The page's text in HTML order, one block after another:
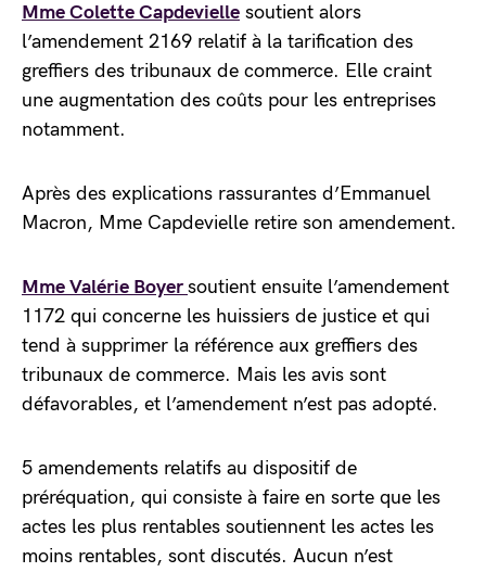
Mme Colette Capdevielle soutient alors
l’amendement 2169 relatif à la tarification des
greffiers des tribunaux de commerce. Elle craint
une augmentation des coûts pour les entreprises
notamment.
Après des explications rassurantes d’Emmanuel
Macron, Mme Capdevielle retire son amendement.
Mme Valérie Boyersoutient ensuite l’amendement
1172 qui concerne les huissiers de justice et qui
tend à supprimer la référence aux greffiers des
tribunaux de commerce. Mais les avis sont
défavorables, et l’amendement n’est pas adopté.
5 amendements relatifs au dispositif de
préréquation, qui consiste à faire en sorte que les
actes les plus rentables soutiennent les actes les
moins rentables, sont discutés. Aucun n’est